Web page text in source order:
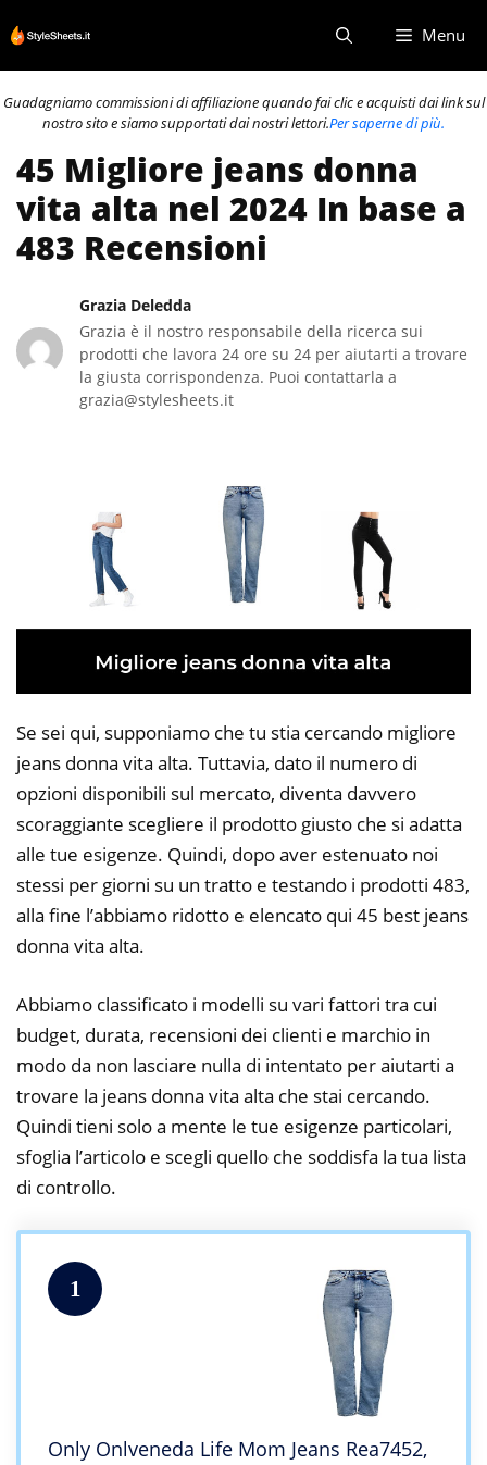
al
contenuto
Menu
Guadagniamo commissioni di affiliazione quando fai clic e acquisti dai link sul
nostro sito e siamo supportati dai nostri lettori.Per saperne di più.
45 Migliore jeans donna
vita alta nel 2024 In base a
483 Recensioni
Grazia Deledda
Grazia è il nostro responsabile della ricerca sui
prodotti che lavora 24 ore su 24 per aiutarti a trovare
la giusta corrispondenza. Puoi contattarla a
grazia@stylesheets.it
Se sei qui, supponiamo che tu stia cercando migliore
jeans donna vita alta. Tuttavia, dato il numero di
opzioni disponibili sul mercato, diventa davvero
scoraggiante scegliere il prodotto giusto che si adatta
alle tue esigenze. Quindi, dopo aver estenuato noi
stessi per giorni su un tratto e testando i prodotti 483,
alla fine l’abbiamo ridotto e elencato qui 45 best jeans
donna vita alta.
Abbiamo classificato i modelli su vari fattori tra cui
budget, durata, recensioni dei clienti e marchio in
modo da non lasciare nulla di intentato per aiutarti a
trovare la jeans donna vita alta che stai cercando.
Quindi tieni solo a mente le tue esigenze particolari,
sfoglia l’articolo e scegli quello che soddisfa la tua lista
di controllo.
1
Only Onlveneda Life Mom Jeans Rea7452,